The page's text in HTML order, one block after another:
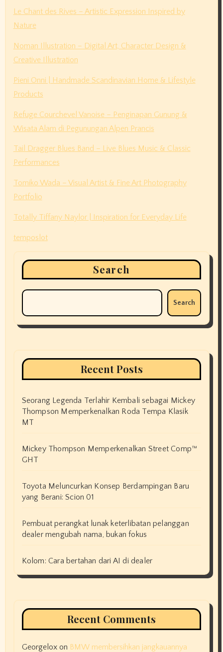
Le Chant des Rives – Artistic Expression Inspired by
Nature
Noman Illustration – Digital Art, Character Design &
Creative Illustration
Pieni Onni | Handmade Scandinavian Home & Lifestyle
Products
Refuge Courchevel Vanoise – Penginapan Gunung &
Wisata Alam di Pegunungan Alpen Prancis
Tail Dragger Blues Band – Live Blues Music & Classic
Performances
Tomiko Wada – Visual Artist & Fine Art Photography
Portfolio
Totally Tiffany Naylor | Inspiration for Everyday Life
temposlot
Search
Search
Recent Posts
Seorang Legenda Terlahir Kembali sebagai Mickey
Thompson Memperkenalkan Roda Tempa Klasik
MT
Mickey Thompson Memperkenalkan Street Comp™
GHT
Toyota Meluncurkan Konsep Berdampingan Baru
yang Berani: Scion 01
Pembuat perangkat lunak keterlibatan pelanggan
dealer mengubah nama, bukan fokus
Kolom: Cara bertahan dari AI di dealer
Recent Comments
Georgeloxon BMW membersihkan jangkauannya